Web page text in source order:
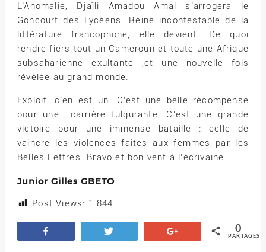
L’Anomalie, Djaïli Amadou Amal s’arrogera le
Goncourt des Lycéens. Reine incontestable de la
littérature francophone, elle devient. De quoi
rendre fiers tout un Cameroun et toute une Afrique
subsaharienne exultante ,et une nouvelle fois
révélée au grand monde.
Exploit, c’en est un. C’est une belle récompense
pour une carrière fulgurante. C’est une grande
victoire pour une immense bataille : celle de
vaincre les violences faites aux femmes par les
Belles Lettres. Bravo et bon vent à l’écrivaine.
Junior Gilles GBETO
Post Views: 1 844
PARTAGES
0